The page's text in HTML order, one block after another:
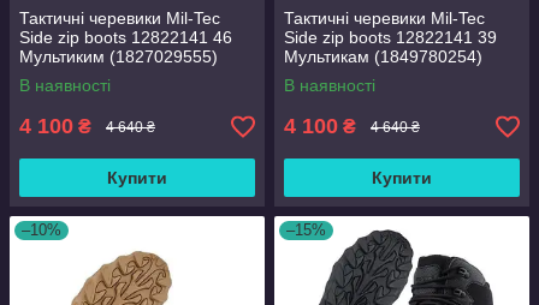
Тактичні черевики Mil-Tec
Side zip boots 12822141 46
Мультиким (1827029555)
В наявності
4 100 ₴ 4 640 ₴
Купити
Тактичні черевики Mil-Tec
Side zip boots 12822141 39
Мультикам (1849780254)
В наявності
4 100 ₴ 4 640 ₴
Купити
–10% –15%